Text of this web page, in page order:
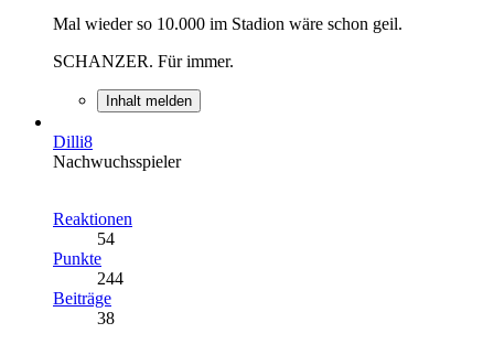
Mal wieder so 10.000 im Stadion wäre schon geil.
SCHANZER. Für immer.
Inhalt melden
Dilli8
Nachwuchsspieler
Reaktionen
54
Punkte
244
Beiträge
38